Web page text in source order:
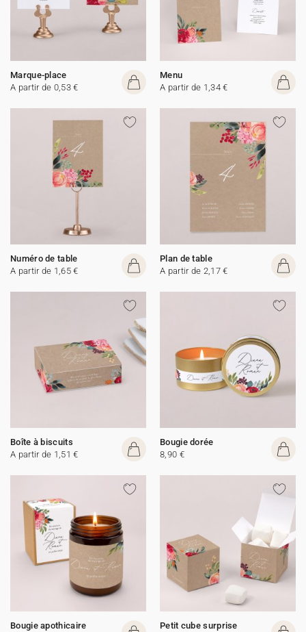
Marque-place
A partir de 0,53 €
Menu
A partir de 1,34 €
Numéro de table
A partir de 1,65 €
Plan de table
A partir de 2,17 €
Boîte à biscuits
A partir de 1,51 €
Bougie dorée
8,90 €
Bougie apothicaire
Petit cube surprise